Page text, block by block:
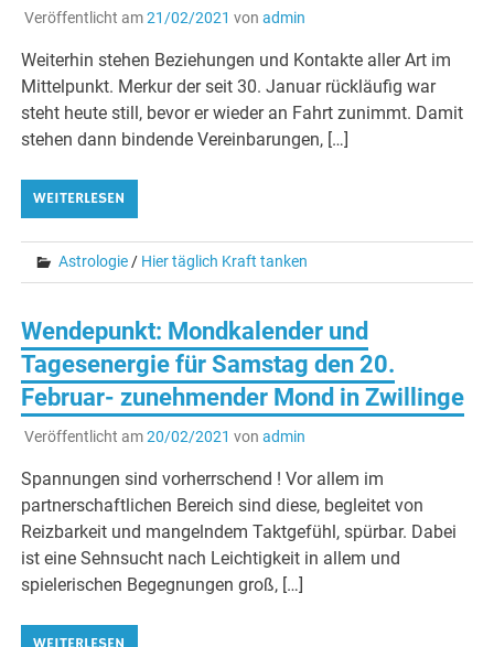
Veröffentlicht am21/02/2021 von admin
Weiterhin stehen Beziehungen und Kontakte aller Art im
Mittelpunkt. Merkur der seit 30. Januar rückläufig war
steht heute still, bevor er wieder an Fahrt zunimmt. Damit
stehen dann bindende Vereinbarungen, […]
WEITERLESEN
Astrologie / Hier täglich Kraft tanken
Wendepunkt: Mondkalender und
Tagesenergie für Samstag den 20.
Februar- zunehmender Mond in Zwillinge
Veröffentlicht am20/02/2021 von admin
Spannungen sind vorherrschend ! Vor allem im
partnerschaftlichen Bereich sind diese, begleitet von
Reizbarkeit und mangelndem Taktgefühl, spürbar. Dabei
ist eine Sehnsucht nach Leichtigkeit in allem und
spielerischen Begegnungen groß, […]